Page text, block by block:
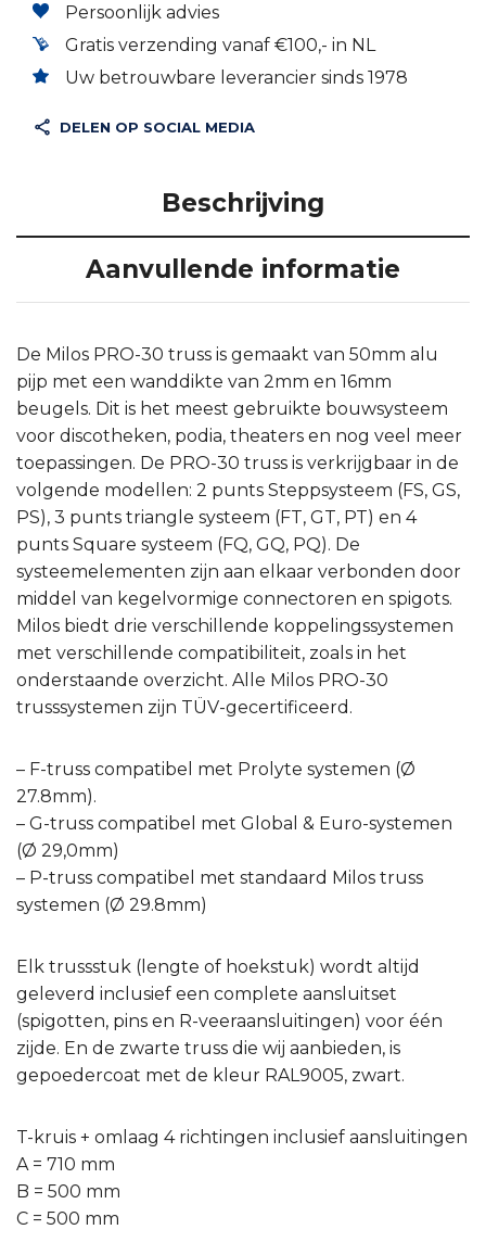
Persoonlijk advies
Gratis verzending vanaf €100,- in NL
Uw betrouwbare leverancier sinds 1978
DELEN OP SOCIAL MEDIA
Beschrijving
Aanvullende informatie
De Milos PRO-30 truss is gemaakt van 50mm alu
pijp met een wanddikte van 2mm en 16mm
beugels. Dit is het meest gebruikte bouwsysteem
voor discotheken, podia, theaters en nog veel meer
toepassingen. De PRO-30 truss is verkrijgbaar in de
volgende modellen: 2 punts Steppsysteem (FS, GS,
PS), 3 punts triangle systeem (FT, GT, PT) en 4
punts Square systeem (FQ, GQ, PQ). De
systeemelementen zijn aan elkaar verbonden door
middel van kegelvormige connectoren en spigots.
Milos biedt drie verschillende koppelingssystemen
met verschillende compatibiliteit, zoals in het
onderstaande overzicht. Alle Milos PRO-30
trusssystemen zijn TÜV-gecertificeerd.
– F-truss compatibel met Prolyte systemen (Ø
27.8mm).
– G-truss compatibel met Global & Euro-systemen
(Ø 29,0mm)
– P-truss compatibel met standaard Milos truss
systemen (Ø 29.8mm)
Elk trussstuk (lengte of hoekstuk) wordt altijd
geleverd inclusief een complete aansluitset
(spigotten, pins en R-veeraansluitingen) voor één
zijde. En de zwarte truss die wij aanbieden, is
gepoedercoat met de kleur RAL9005, zwart.
T-kruis + omlaag 4 richtingen inclusief aansluitingen
A = 710 mm
B = 500 mm
C = 500 mm